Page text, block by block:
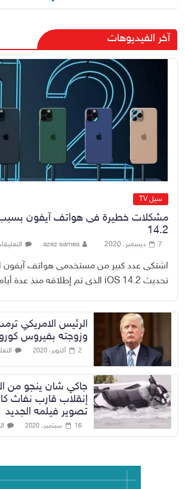
رئيس هيئة النزاهة:
الفاسدين والمال
6 أغسطس، 2026
آخر الفيديوهات
سيل TV
14.2
7 ديسمبر، 2020 azez samea
اشتكى عدد كبير من مستخدمى هواتف آيفون
تحديث iOS 14.2 الذى تم إطلاقه منذ عدة أيام، بأن
الرئيس الامريكي
وزوجته بفيروس
2 أكتوبر، 2020
جاكي شان ينجو من
إنقلاب قارب نفاث
تصوير فيلمه الجديد
16 سبتمبر، 2020